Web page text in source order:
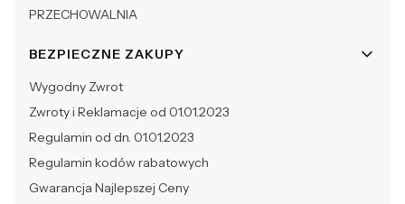
PRZECHOWALNIA
BEZPIECZNE ZAKUPY
Wygodny Zwrot
Zwroty i Reklamacje od 01.01.2023
Regulamin od dn. 01.01.2023
Regulamin kodów rabatowych
Gwarancja Najlepszej Ceny